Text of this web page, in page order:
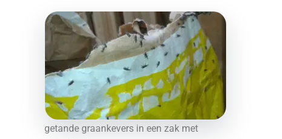
getande graankevers in een zak met